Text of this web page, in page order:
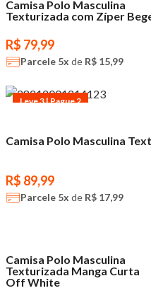
Camisa Polo Masculina
Texturizada com Zíper
R$ 79,99
Parcele 5x de R$ 15,99
Leve 3 | Pague 2
Camisa Polo Masculina
R$ 89,99
Parcele 5x de R$ 17,99
Texturizado
Camisa Polo Masculina
Texturizada Manga Curta
Off White